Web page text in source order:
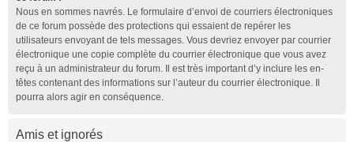
Nous en sommes navrés. Le formulaire d’envoi de courriers électroniques
de ce forum possède des protections qui essaient de repérer les
utilisateurs envoyant de tels messages. Vous devriez envoyer par courrier
électronique une copie complète du courrier électronique que vous avez
reçu à un administrateur du forum. Il est très important d’y inclure les en-
têtes contenant des informations sur l’auteur du courrier électronique. Il
pourra alors agir en conséquence.
Amis et ignorés